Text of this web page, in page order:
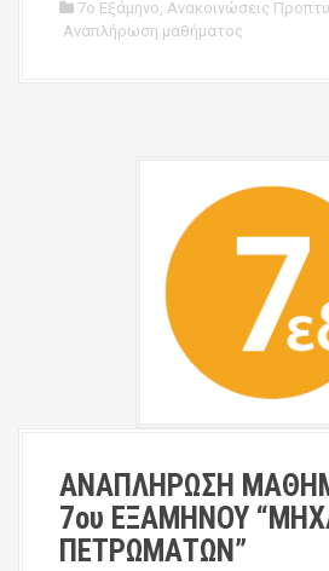
7ο Εξάμηνο, Ανακοινώσεις
Αναπλήρωση μαθήματος
ΑΝΑΠΛΗΡΩΣΗ
7ου ΕΞΑΜΗΝΟΥ
ΠΕΤΡΩΜΑΤΩΝ”